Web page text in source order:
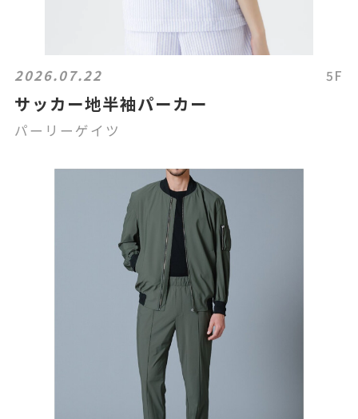
2026.07.22 5F
サッカー地半袖パーカー
パーリーゲイツ